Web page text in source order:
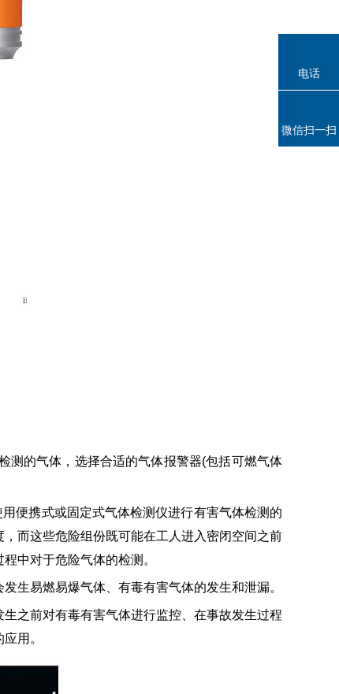
的气体，选择合适的气体报警器(包括可燃气体
便携式或固定式气体检测仪进行有害气体检测的
而这些危险组份既可能在工人进入密闭空间之前
中对于危险气体的检测。
易燃易爆气体、有毒有害气体的发生和泄漏。
之前对有毒有害气体进行监控、在事故发生过程
用。
电话
微信扫一扫